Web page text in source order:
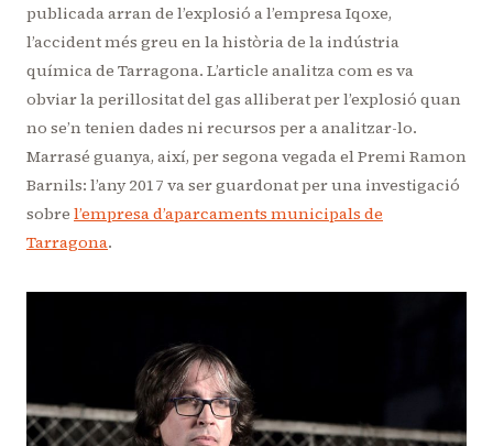
publicada arran de l’explosió a l’empresa Iqoxe,
l’accident més greu en la història de la indústria
química de Tarragona. L’article analitza com es va
obviar la perillositat del gas alliberat per l’explosió quan
no se’n tenien dades ni recursos per a analitzar-lo.
Marrasé guanya, així, per segona vegada el Premi Ramon
Barnils: l’any 2017 va ser guardonat per una investigació
sobre l’empresa d’aparcaments municipals de
Tarragona.